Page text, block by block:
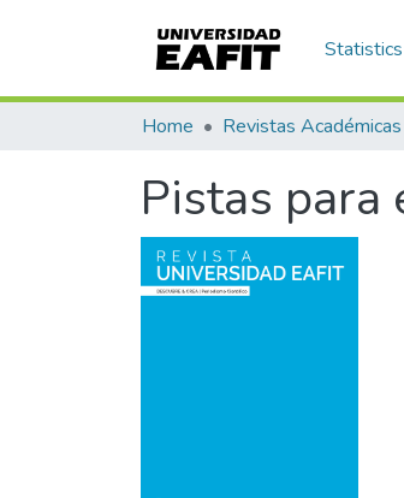
Statistics
Home Revistas Académicas
Pistas para